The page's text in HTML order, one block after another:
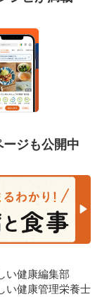
ジも公開中
い健康編集部
い健康管理栄養士